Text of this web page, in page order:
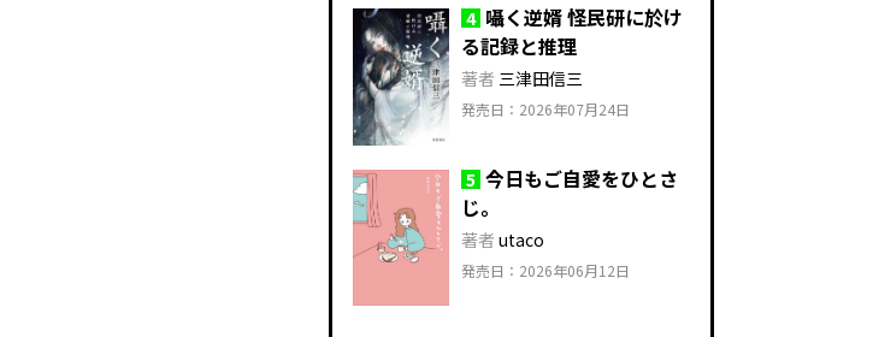
4 囁く逆婿 怪民研に於け
る記録と推理
著者 三津田信三
発売日：2026年07月24日
5 今日もご自愛をひとさ
じ。
著者 utaco
発売日：2026年06月12日